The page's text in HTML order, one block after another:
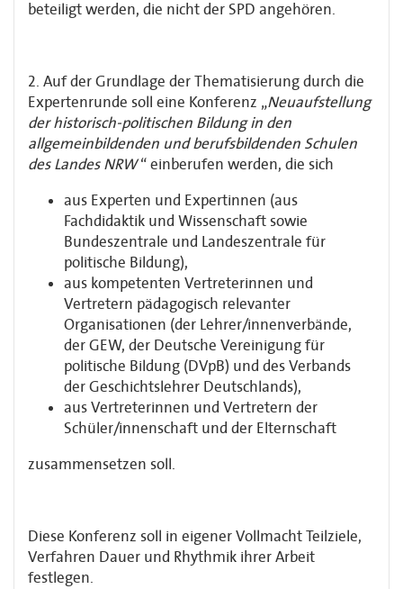
beteiligt werden, die nicht der SPD angehören.
2. Auf der Grundlage der Thematisierung durch die
Expertenrunde soll eine Konferenz „Neuaufstellung
der historisch-politischen Bildung in den
allgemeinbildenden und berufsbildenden Schulen
des Landes NRW“ einberufen werden, die sich
aus Experten und Expertinnen (aus
Fachdidaktik und Wissenschaft sowie
Bundeszentrale und Landeszentrale für
politische Bildung),
aus kompetenten Vertreterinnen und
Vertretern pädagogisch relevanter
Organisationen (der Lehrer/innenverbände,
der GEW, der Deutsche Vereinigung für
politische Bildung (DVpB) und des Verbands
der Geschichtslehrer Deutschlands),
aus Vertreterinnen und Vertretern der
Schüler/innenschaft und der Elternschaft
zusammensetzen soll.
Diese Konferenz soll in eigener Vollmacht Teilziele,
Verfahren Dauer und Rhythmik ihrer Arbeit
festlegen.